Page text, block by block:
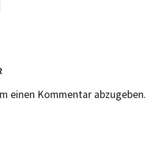
einen Kommentar abzugeben.